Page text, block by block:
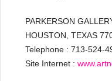
PARKERSON
HOUSTON, TEXAS
Telephone : 713-524-
Site Internet :